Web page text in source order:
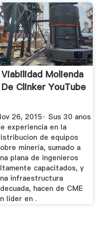
Viabilidad Molienda
De Clinker YouTube
26, 2015· Sus 30 anos
experiencia en la
de equipos
minería, sumado a
plana de ingenieros
capacitados, y
infraestructura
hacen de CME
lider en .